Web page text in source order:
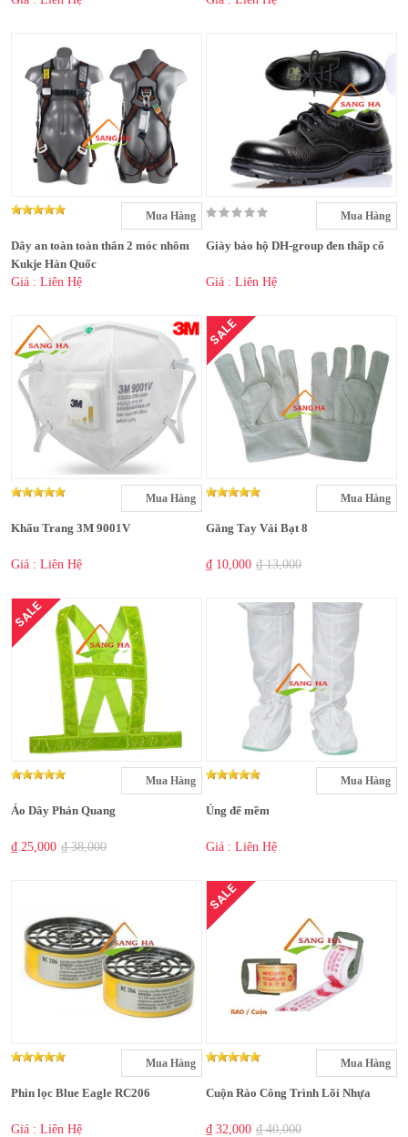
Mua Hàng
Dây an toàn toàn thân 2 móc nhôm
Kukje Hàn Quốc
Giá : Liên Hệ
Mua Hàng
Giày bảo hộ DH-group đen thấp cổ
Giá : Liên Hệ
Mua Hàng
Khẩu Trang 3M 9001V
Giá : Liên Hệ
SALE
Mua Hàng
Găng Tay Vải Bạt 8
₫ 10,000 ₫ 13,000
SALE
Mua Hàng
Áo Dây Phản Quang
₫ 25,000 ₫ 38,000
Mua Hàng
Ủng đế mềm
Giá : Liên Hệ
Mua Hàng
Phin lọc Blue Eagle RC206
Giá : Liên Hệ
SALE
Mua Hàng
Cuộn Rào Công Trình Lõi Nhựa
₫ 32,000 ₫ 40,000